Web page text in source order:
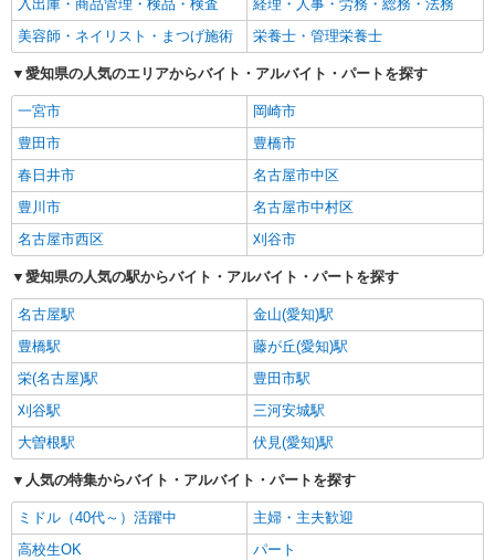
入出庫・商品管理・検品・検査
経理・人事・労務・総務・法務
美容師・ネイリスト・まつげ施術
栄養士・管理栄養士
愛知県の人気のエリアからバイト・アルバイト・パートを探す
一宮市
岡崎市
豊田市
豊橋市
春日井市
名古屋市中区
豊川市
名古屋市中村区
名古屋市西区
刈谷市
愛知県の人気の駅からバイト・アルバイト・パートを探す
名古屋駅
金山(愛知)駅
豊橋駅
藤が丘(愛知)駅
栄(名古屋)駅
豊田市駅
刈谷駅
三河安城駅
大曽根駅
伏見(愛知)駅
人気の特集からバイト・アルバイト・パートを探す
ミドル（40代～）活躍中
主婦・主夫歓迎
高校生OK
パート